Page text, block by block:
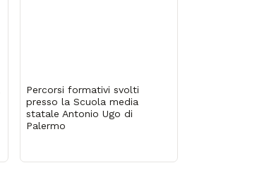
Percorsi formativi svolti
presso la Scuola media
statale Antonio Ugo di
Palermo